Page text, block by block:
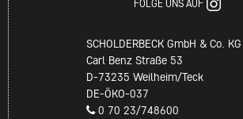
FOLGE UNS AUF
SCHOLDERBECK GmbH & Co. KG
Carl Benz Straße 53
D-73235 Weilheim/Teck
DE-ÖKO-037
0 70 23/748600